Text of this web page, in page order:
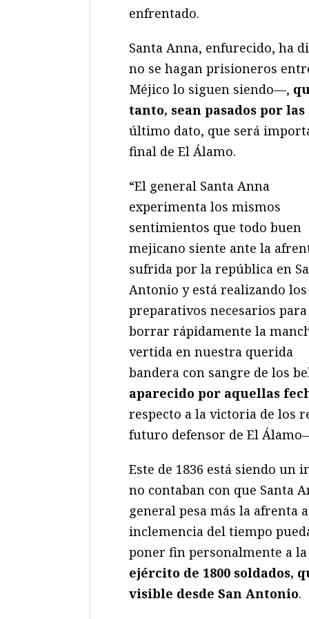
enfrentado.
Santa Anna, enfurecido, ha
no se hagan prisioneros
Méjico lo siguen siendo—,
tanto, sean pasados por
último dato, que será
final de El Álamo.
“El general Santa Anna
experimenta los mismos
sentimientos que todo buen
mejicano siente ante la
sufrida por la república en
Antonio y está realizando los
preparativos necesarios para
borrar rápidamente la
vertida en nuestra querida
bandera con sangre de los
aparecido por aquellas
respecto a la victoria de los
futuro defensor de El
Este de 1836 está siendo un
no contaban con que Santa
general pesa más la afrenta
inclemencia del tiempo
poner fin personalmente a
ejército de 1800 soldados,
visible desde San Antonio.